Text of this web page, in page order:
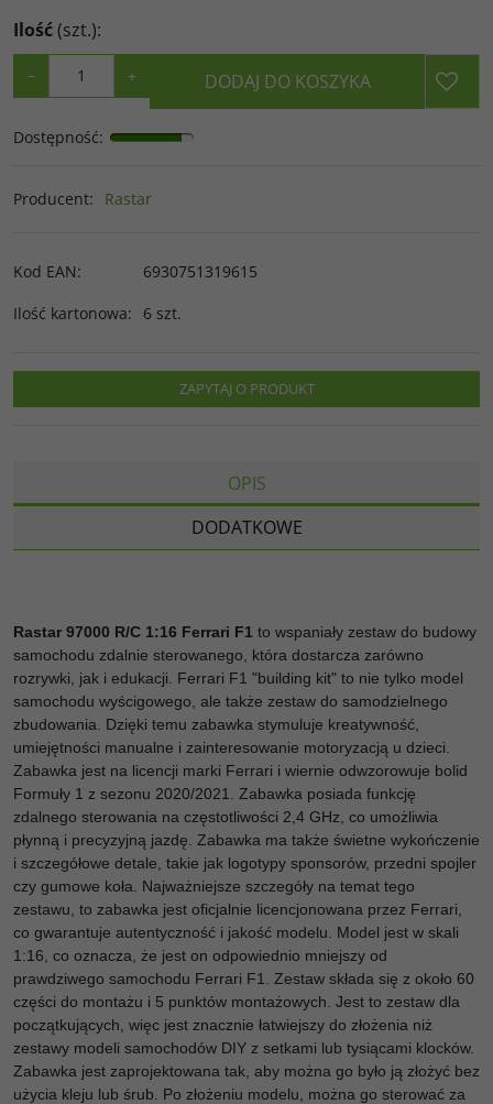
Ilość(szt.):
− + DODAJ DO KOSZYKA
Dostępność:
Producent: Rastar
Kod EAN:
6930751319615
Ilość kartonowa: 6 szt.
ZAPYTAJ O PRODUKT
OPIS
DODATKOWE
Rastar 97000 R/C 1:16 Ferrari F1 to wspaniały zestaw do budowy
samochodu zdalnie sterowanego, która dostarcza zarówno
rozrywki, jak i edukacji. Ferrari F1 "building kit" to nie tylko model
samochodu wyścigowego, ale także zestaw do samodzielnego
zbudowania. Dzięki temu zabawka stymuluje kreatywność,
umiejętności manualne i zainteresowanie motoryzacją u dzieci.
Zabawka jest na licencji marki Ferrari i wiernie odwzorowuje bolid
Formuły 1 z sezonu 2020/2021. Zabawka posiada funkcję
zdalnego sterowania na częstotliwości 2,4 GHz, co umożliwia
płynną i precyzyjną jazdę. Zabawka ma także świetne wykończenie
i szczegółowe detale, takie jak logotypy sponsorów, przedni spojler
czy gumowe koła. Najważniejsze szczegóły na temat tego
zestawu, to zabawka jest oficjalnie licencjonowana przez Ferrari,
co gwarantuje autentyczność i jakość modelu. Model jest w skali
1:16, co oznacza, że jest on odpowiednio mniejszy od
prawdziwego samochodu Ferrari F1. Zestaw składa się z około 60
części do montażu i 5 punktów montażowych. Jest to zestaw dla
początkujących, więc jest znacznie łatwiejszy do złożenia niż
zestawy modeli samochodów DIY z setkami lub tysiącami klocków.
Zabawka jest zaprojektowana tak, aby można go było ją złożyć bez
użycia kleju lub śrub. Po złożeniu modelu, można go sterować za